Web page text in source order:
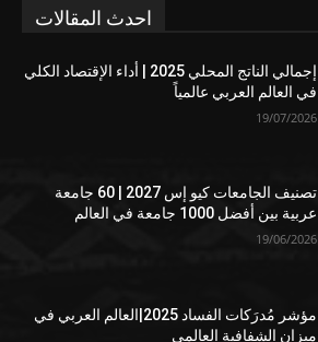
احدث المقالات
إجمالي الناتج المحلي 2025 | أداء الإقتصاد الكلي
في العالم العربي عالمياً
19/07/2026
تصنيف الجامعات كيو إس 2027 | 60 جامعة
عربية بين أفضل 1000 جامعة في العالم
19/06/2026
مؤشر مُدرَكات الفساد 2025|العالم العربي في
ميزان الشفافية العالمي